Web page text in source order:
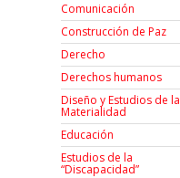
Comunicación
Construcción de Paz
Derecho
Derechos humanos
Diseño y Estudios de la
Materialidad
Educación
Estudios de la
“Discapacidad”